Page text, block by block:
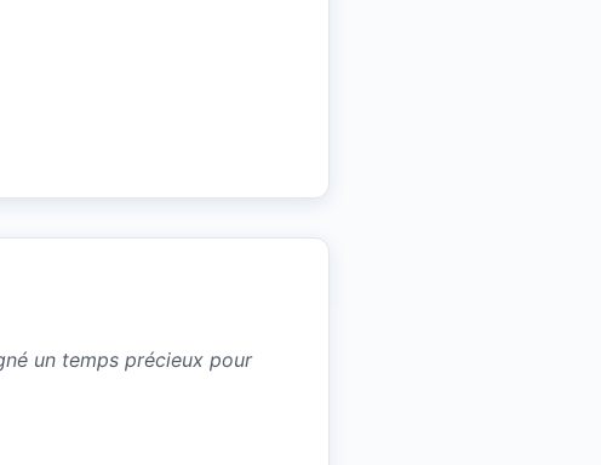
un temps précieux pour